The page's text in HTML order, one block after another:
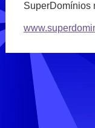
SuperDomínios